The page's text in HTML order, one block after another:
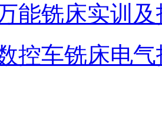
能铣床实训
控车铣床电